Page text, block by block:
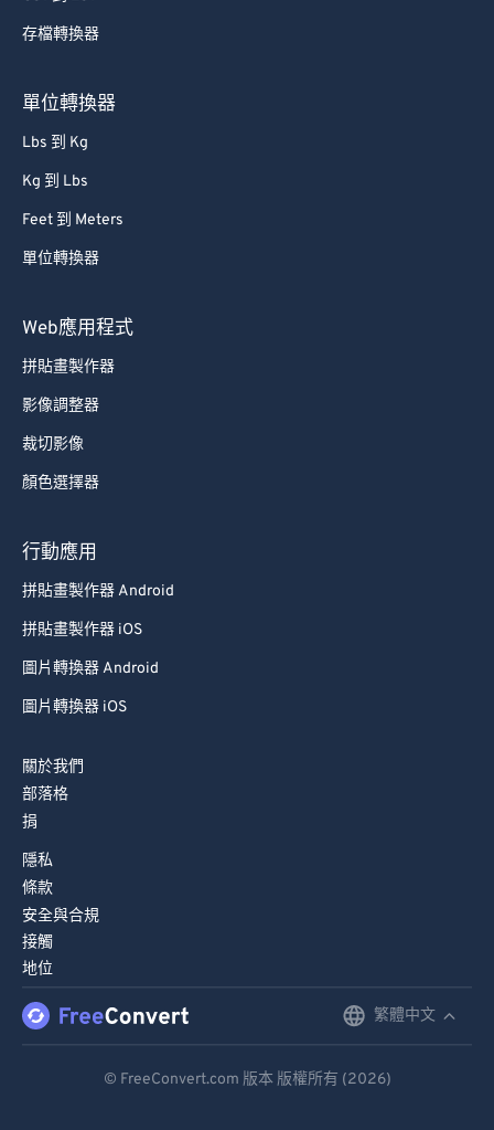
存檔轉換器
單位轉換器
Lbs 到 Kg
Kg 到 Lbs
Feet 到 Meters
單位轉換器
Web應用程式
拼貼畫製作器
影像調整器
裁切影像
顏色選擇器
行動應用
拼貼畫製作器 Android
拼貼畫製作器 iOS
圖片轉換器 Android
圖片轉換器 iOS
關於我們
部落格
捐
隱私
條款
安全與合規
接觸
地位
繁體中文
© FreeConvert.com 版本 版權所有 (2026)